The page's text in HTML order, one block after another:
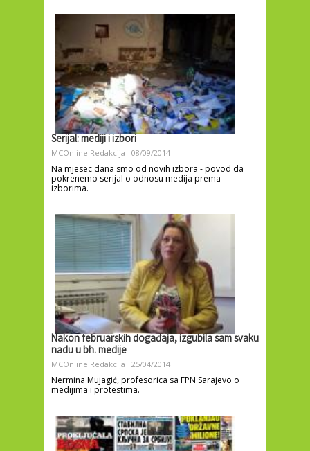
Serijal: mediji i izbori
MCOnline Redakcija 08/09/2014
Na mjesec dana smo od novih izbora - povod da
pokrenemo serijal o odnosu medija prema
izborima.
Nakon februarskih događaja, izgubila sam svaku
nadu u bh. medije
MCOnline Redakcija 25/04/2014
Nermina Mujagić, profesorica sa FPN Sarajevo o
medijima i protestima.